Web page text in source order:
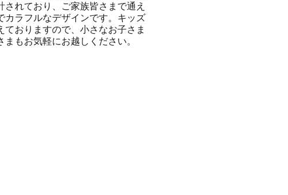
されており、ご家族皆さまで通え
カラフルなデザインです。キッズ
ておりますので、小さなお子さま
まもお気軽にお越しください。